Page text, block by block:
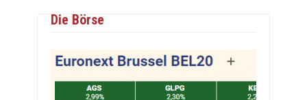
Die Börse